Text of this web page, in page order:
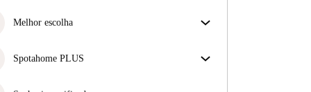
incluídas. A renda e as contas estão todas incluídas
Melhor escolha
fantásticos, disponibilidade e qualidade de topo.
Spotahome PLUS